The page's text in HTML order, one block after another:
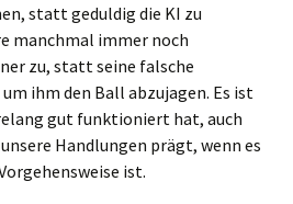
statt geduldig die KI zu
manchmal immer noch
zu, statt seine falsche
ihm den Ball abzujagen. Es ist
gut funktioniert hat, auch
Handlungen prägt, wenn es
ist.